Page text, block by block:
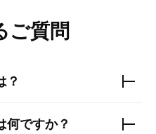
ご質問
？
何ですか？